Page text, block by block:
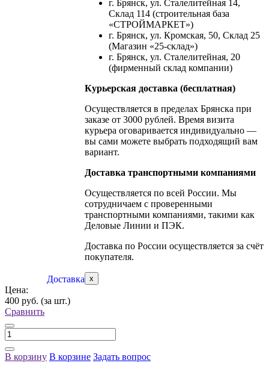
Доставка
г. Брянск, ул. Сталелитейная 14,
Склад 114 (строительная база
«СТРОЙМАРКЕТ»)
г. Брянск, ул. Кромская, 50, Склад 25
(Магазин «25-склад»)
г. Брянск, ул. Сталелитейная, 20
(фирменный склад компании)
Курьерская доставка (бесплатная)
Осуществляется в пределах Брянска при
заказе от 3000 рублей. Время визита
курьера оговаривается индивидуально —
вы сами можете выбрать подходящий вам
вариант.
Доставка транспортными компаниями
Осуществляется по всей России. Мы
сотрудничаем с проверенными
транспортными компаниями, такими как
Деловые Линии и ПЭК.
Доставка по России осуществляется за счёт
покупателя.
x
Цена:
400 руб. (за шт.)
Сравнить
В корзину В корзине Задать вопрос